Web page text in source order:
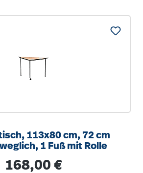
113x80 cm, 72 cm
1 Fuß mit Rolle
Regulärer Preis:
168,00 €